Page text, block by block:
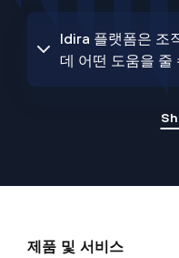
Idira 플랫폼은 조
데 어떤 도움을 줄
제품 및 서비스